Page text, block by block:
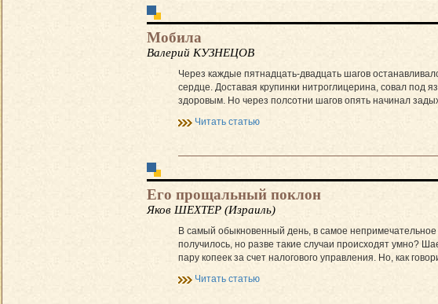
Мобила
Валерий КУЗНЕЦОВ
Через каждые пятнадцать-двадцать шагов
сердце. Доставая крупинки нитроглицерина, совал под
здоровым. Но через полсотни шагов опять начинал
Читать статью
Его прощальный поклон
Яков ШЕХТЕР (Израиль)
В самый обыкновенный день, в самое
получилось, но разве такие случаи происходят умно?
пару копеек за счет налогового управления. Но, как
Читать статью